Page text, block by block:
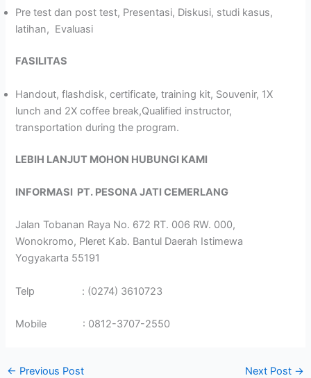
Pre test dan post test, Presentasi, Diskusi, studi kasus,
latihan, Evaluasi
FASILITAS
Handout, flashdisk, certificate, training kit, Souvenir, 1X
lunch and 2X coffee break,Qualified instructor,
transportation during the program.
LEBIH LANJUT MOHON HUBUNGI KAMI
INFORMASI PT. PESONA JATI CEMERLANG
Jalan Tobanan Raya No. 672 RT. 006 RW. 000,
Wonokromo, Pleret Kab. Bantul Daerah Istimewa
Yogyakarta 55191
Telp : (0274) 3610723
Mobile : 0812-3707-2550
← Previous Post Next Post →